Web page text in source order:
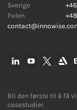
Sverige
Polen
Bli den første til å få
casestudier.